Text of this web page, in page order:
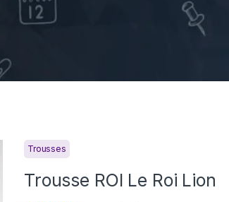
Trousses
Trousse ROI Le Roi Lion